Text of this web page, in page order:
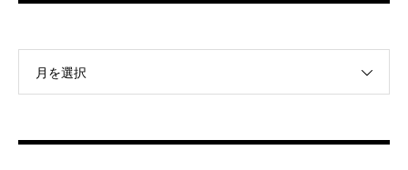
月を選択